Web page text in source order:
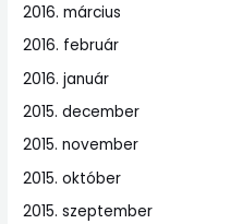
2016. március
2016. február
2016. január
2015. december
2015. november
2015. október
2015. szeptember